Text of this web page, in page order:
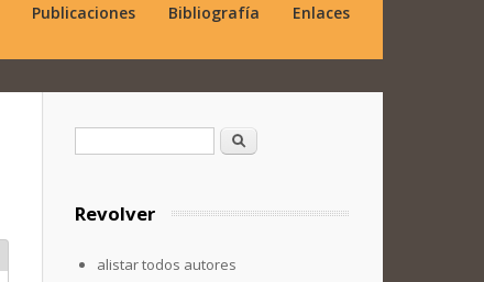
Publicaciones Bibliografía Enlaces
Formulario de búsqueda
Buscar
Revolver
alistar todos autores